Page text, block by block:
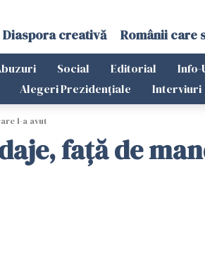
Diaspora creativă Românii care
Social Editorial Info-
Alegeri Prezidențiale Interviuri
l-a avut
față de